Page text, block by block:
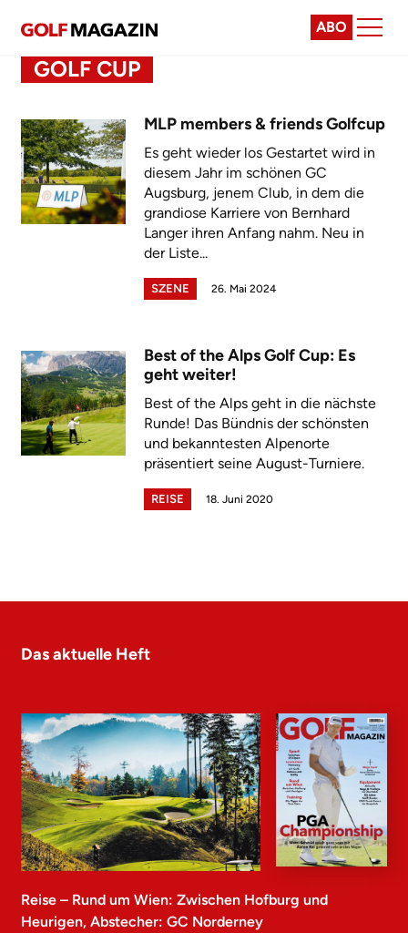
ABO
GOLF CUP
MLP members & friends Golfcup
Es geht wieder los Gestartet wird in
diesem Jahr im schönen GC
Augsburg, jenem Club, in dem die
grandiose Karriere von Bernhard
Langer ihren Anfang nahm. Neu in
der Liste...
SZENE 26. Mai 2024
Best of the Alps Golf Cup: Es
geht weiter!
Best of the Alps geht in die nächste
Runde! Das Bündnis der schönsten
und bekanntesten Alpenorte
präsentiert seine August-Turniere.
REISE 18. Juni 2020
Das aktuelle Heft
Reise – Rund um Wien: Zwischen Hofburg und
Heurigen, Abstecher: GC Norderney